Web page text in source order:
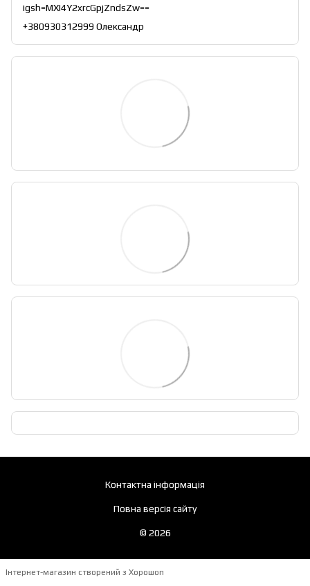
igsh=MXI4Y2xrcGpjZndsZw==
+380930312999 Олександр
Контактна інформація
Повна версія сайту
© 2026
Інтернет-магазин створений з Хорошоп